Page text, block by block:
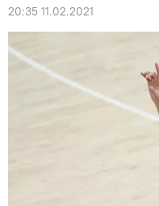
20:35 11.02.2021